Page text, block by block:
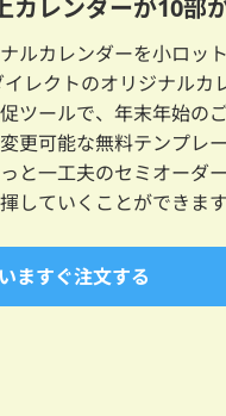
カレンダーが10部
ルカレンダーを小ロッ
レクトのオリジナルカ
ツールで、年末年始の
更可能な無料テンプレ
と一工夫のセミオーダ
していくことができます
いますぐ注文する